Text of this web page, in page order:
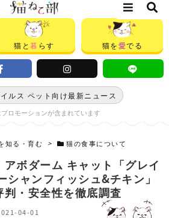
猫と暮 らす 猫を愛でる
ルス ペット向け最新ニュース
ロモーションが含まれています
知る・育む > 猫の食事について
アボダーム キャット「グレイ
シャンフィッシュ&チキン」
判・安全性を徹底調査
04-01